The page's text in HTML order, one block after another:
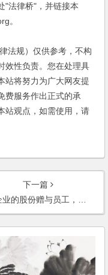
"法律桥"，并链接本
。
规）仅供参考，不构
效性负责。您在处理具
站将努力为广大网友提
费服务作出正式的承
站观点，如需使用，请
下一篇
与员工，可否要求他们签订承诺函，规定离开公司时必须退出股份？